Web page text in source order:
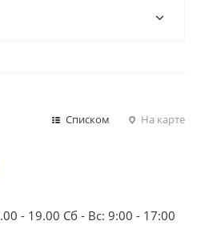
Списком На карте
- 19.00 Сб - Вс: 9:00 - 17:00